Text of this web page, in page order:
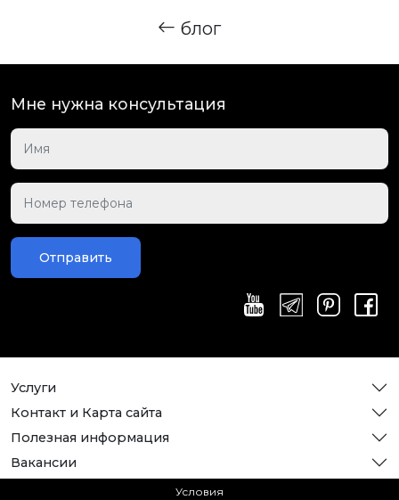
блог
Мне нужна консультация
Отправить
Услуги
Контакт и Карта сайта
Полезная информация
Вакансии
Условия